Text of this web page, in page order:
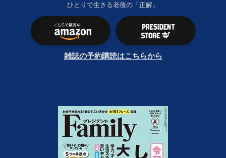
ひとりで生きる老後の「正解」
雑誌の予約購読はこちらから